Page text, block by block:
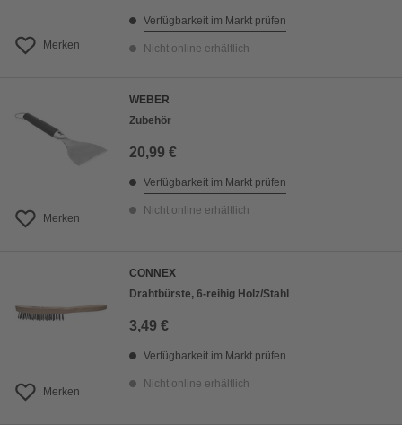
Merken
Verfügbarkeit im Markt prüfen
Nicht online erhältlich
Merken
WEBER
Zubehör
20,99 €
Verfügbarkeit im Markt prüfen
Nicht online erhältlich
Merken
CONNEX
Drahtbürste, 6-reihig Holz/Stahl
3,49 €
Verfügbarkeit im Markt prüfen
Nicht online erhältlich